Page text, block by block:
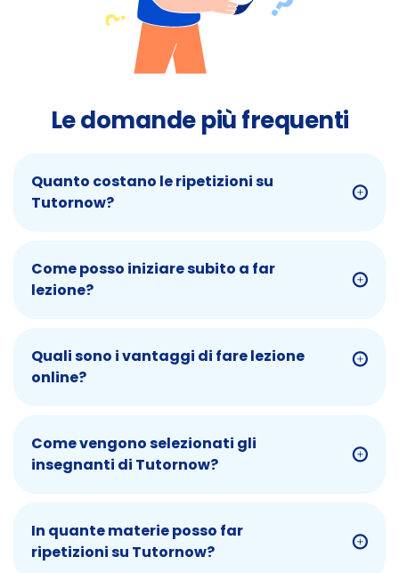
Le domande più frequenti
Quanto costano le ripetizioni su
Tutornow?
Come posso iniziare subito a far
lezione?
Quali sono i vantaggi di fare lezione
online?
Come vengono selezionati gli
insegnanti di Tutornow?
In quante materie posso far
ripetizioni su Tutornow?